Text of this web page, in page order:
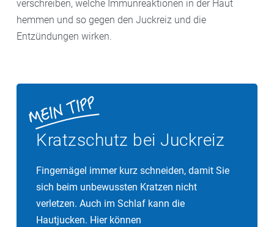
verschreiben, welche Immunreaktionen in der Haut
hemmen und so gegen den Juckreiz und die
Entzündungen wirken.
Kratzschutz bei Juckreiz
Fingernägel immer kurz schneiden, damit Sie
sich beim unbewussten Kratzen nicht
verletzen. Auch im Schlaf kann die
Hautjucken. Hier können